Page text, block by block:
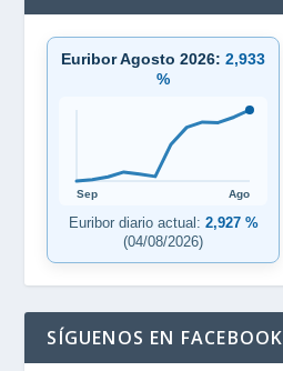
Euribor Agosto 2026:2,933
%
Sep Ago
Euribor diario actual: 2,927 %
(04/08/2026)
SÍGUENOS EN FACEBOOK